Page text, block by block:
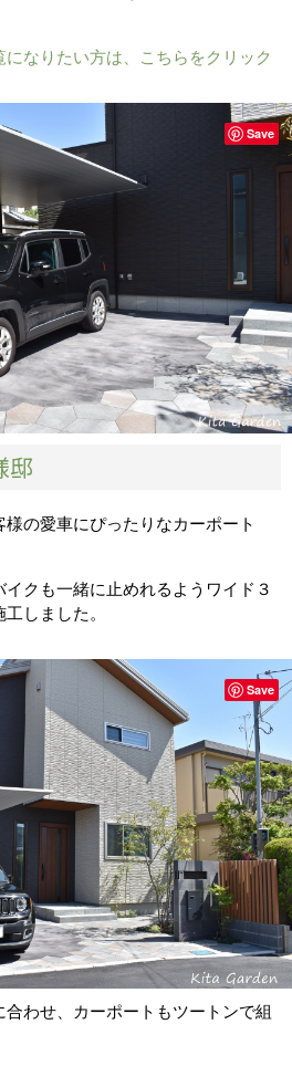
なりたい方は、こちらをクリック
邸
の愛車にぴったりなカーポート
イクも一緒に止めれるようワイド３
しました。
Save
わせ、カーポートもツートンで組
Save